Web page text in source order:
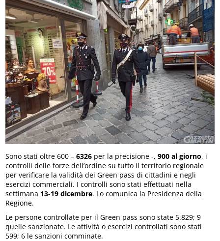
Sono stati oltre 600 –6326 per la precisione -,900 al giorno, i
controlli delle forze dell’ordine su tutto il territorio regionale
per verificare la validità dei Green pass di cittadini e negli
esercizi commerciali. I controlli sono stati effettuati nella
settimana 13-19 dicembre. Lo comunica la Presidenza della
Regione.
Le persone controllate per il Green pass sono state 5.829; 9
quelle sanzionate. Le attività o esercizi controllati sono stati
599; 6 le sanzioni comminate.